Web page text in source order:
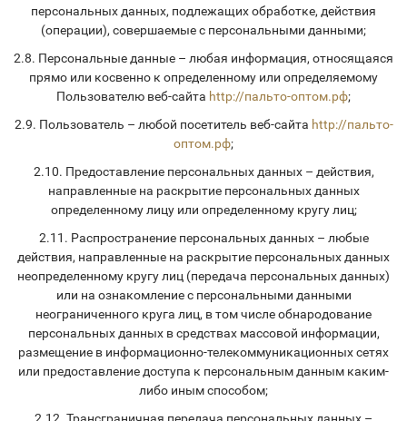
персональных данных, подлежащих обработке, действия
(операции), совершаемые с персональными данными;
2.8. Персональные данные – любая информация, относящаяся
прямо или косвенно к определенному или определяемому
Пользователю веб-сайта http://пальто-оптом.рф;
2.9. Пользователь – любой посетитель веб-сайта http://пальто-
оптом.рф;
2.10. Предоставление персональных данных – действия,
направленные на раскрытие персональных данных
определенному лицу или определенному кругу лиц;
2.11. Распространение персональных данных – любые
действия, направленные на раскрытие персональных данных
неопределенному кругу лиц (передача персональных данных)
или на ознакомление с персональными данными
неограниченного круга лиц, в том числе обнародование
персональных данных в средствах массовой информации,
размещение в информационно-телекоммуникационных сетях
или предоставление доступа к персональным данным каким-
либо иным способом;
2.12. Трансграничная передача персональных данных –